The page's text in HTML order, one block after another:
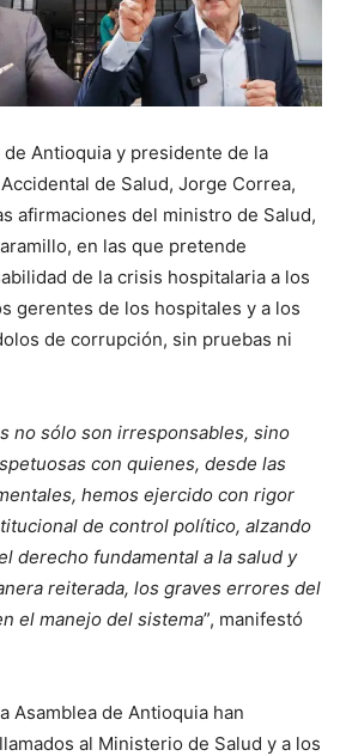
de Antioquia y presidente de la
de Salud, Jorge Correa,
afirmaciones del ministro de Salud,
en las que pretende
de la crisis hospitalaria a los
gerentes de los hospitales y a los
de corrupción, sin pruebas ni
no sólo son irresponsables, sino
con quienes, desde las
hemos ejercido con rigor
de control político, alzando
derecho fundamental a la salud y
reiterada, los graves errores del
el manejo del sistema”, manifestó
Asamblea de Antioquia han
al Ministerio de Salud y a los